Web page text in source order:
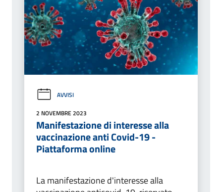
AVVISI
2 NOVEMBRE 2023
Manifestazione di interesse alla
vaccinazione anti Covid-19 -
Piattaforma online
La manifestazione d'interesse alla